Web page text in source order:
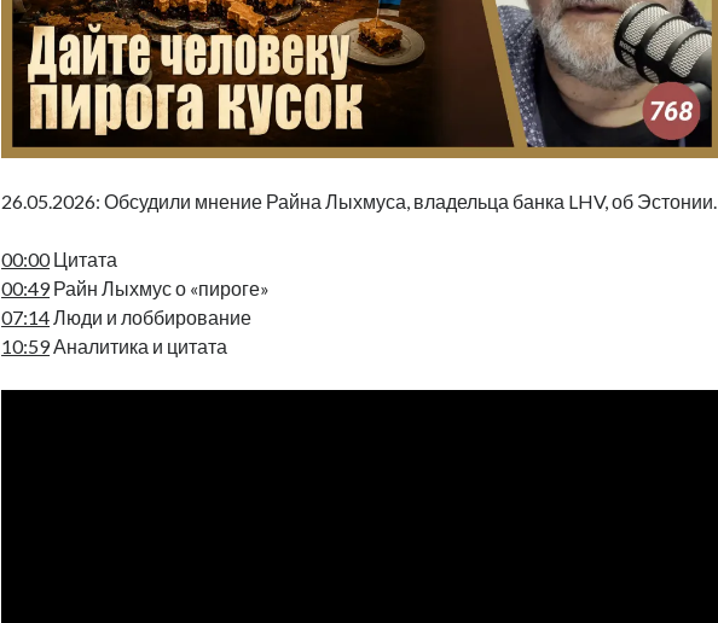
26.05.2026: Обсудили мнение Райна Лыхмуса, владельца банка LHV, об Эстонии.
00:00Цитата
00:49Райн Лыхмус о «пироге»
07:14Люди и лоббирование
10:59Аналитика и цитата